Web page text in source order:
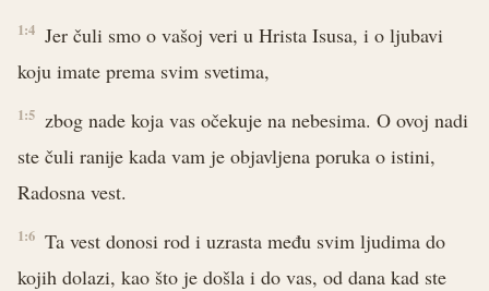
1:4 Jer čuli smo o vašoj veri u Hrista Isusa, i o ljubavi
koju imate prema svim svetima,
1:5 zbog nade koja vas očekuje na nebesima. O ovoj nadi
ste čuli ranije kada vam je objavljena poruka o istini,
Radosna vest.
1:6 Ta vest donosi rod i uzrasta među svim ljudima do
kojih dolazi, kao što je došla i do vas, od dana kad ste